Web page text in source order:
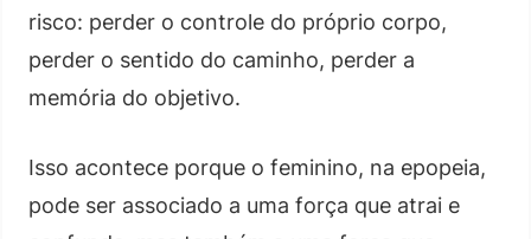
risco: perder o controle do próprio corpo,
perder o sentido do caminho, perder a
memória do objetivo.
Isso acontece porque o feminino, na epopeia,
pode ser associado a uma força que atrai e